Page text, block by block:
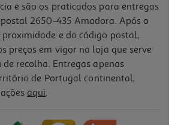
e são os praticados para entregas
2650-435 Amadora. Após o
e do código postal,
preços em vigor na loja que serve
recolha. Entregas apenas
de Portugal continental,
aqui.